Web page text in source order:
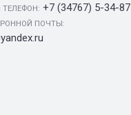
+7 (34767) 5-34-87
ПОЧТЫ: